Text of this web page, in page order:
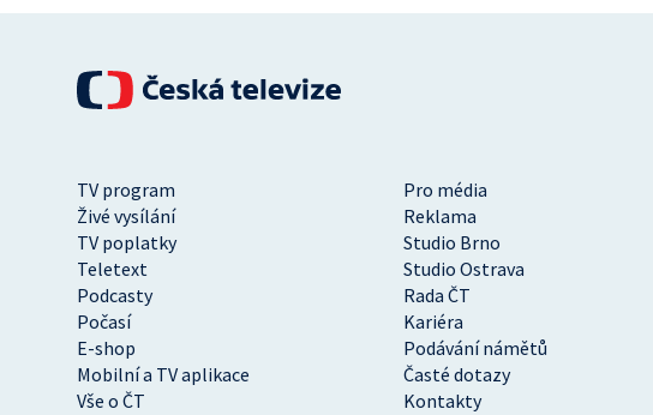
TV program
Pro média
Živé vysílání
Reklama
TV poplatky
Studio Brno
Teletext
Studio Ostrava
Podcasty
Rada ČT
Počasí
Kariéra
E-shop
Podávání námětů
Mobilní a TV aplikace
Časté dotazy
Vše o ČT
Kontakty